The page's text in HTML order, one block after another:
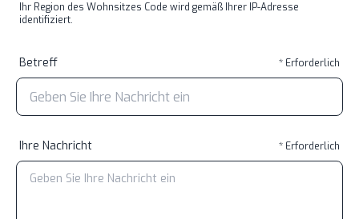
Ihr Region des Wohnsitzes Code wird gemäß Ihrer IP-Adresse
identifiziert.
Betreff * Erforderlich
Ihre Nachricht * Erforderlich